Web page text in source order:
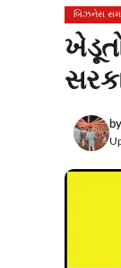
બિઝનેસ
by